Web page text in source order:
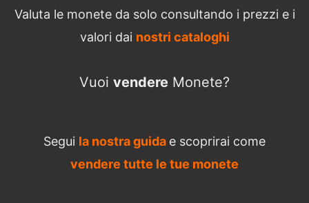
Valuta le monete da solo consultando i prezzi e i
valori dai nostri cataloghi
Vuoi vendere Monete?
Segui la nostra guida e scoprirai come
vendere tutte le tue monete